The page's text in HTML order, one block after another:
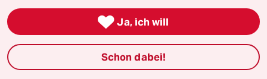
Mehr taz Angebote
 Ja, ich will
Schon dabei!